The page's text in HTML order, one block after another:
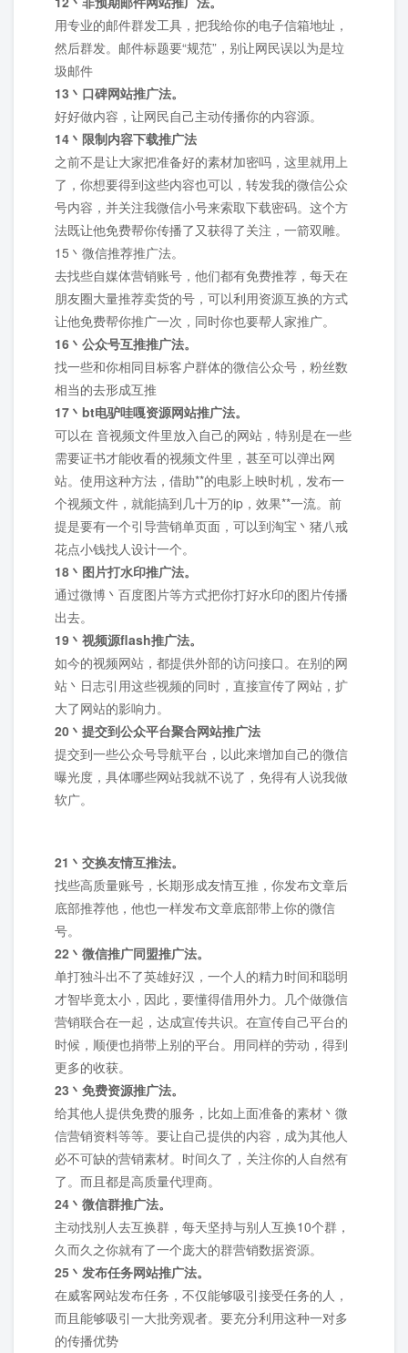
用专业的邮件群发工具，把我给你的电子信箱地址，
然后群发。邮件标题要“规范”，别让网民误以为是垃
圾邮件
13丶口碑网站推广法。
好好做内容，让网民自己主动传播你的内容源。
14丶限制内容下载推广法
之前不是让大家把准备好的素材加密吗，这里就用上
了，你想要得到这些内容也可以，转发我的微信公众
号内容，并关注我微信小号来索取下载密码。这个方
法既让他免费帮你传播了又获得了关注，一箭双雕。
15丶微信推荐推广法。
去找些自媒体营销账号，他们都有免费推荐，每天在
朋友圈大量推荐卖货的号，可以利用资源互换的方式
让他免费帮你推广一次，同时你也要帮人家推广。
16丶公众号互推推广法。
找一些和你相同目标客户群体的微信公众号，粉丝数
相当的去形成互推
17丶bt电驴哇嘎资源网站推广法。
可以在 音视频文件里放入自己的网站，特别是在一些
需要证书才能收看的视频文件里，甚至可以弹出网
站。使用这种方法，借助**的电影上映时机，发布一
个视频文件，就能搞到几十万的ip，效果**一流。前
提是要有一个引导营销单页面，可以到淘宝丶猪八戒
花点小钱找人设计一个。
18丶图片打水印推广法。
通过微博丶百度图片等方式把你打好水印的图片传播
出去。
19丶视频源flash推广法。
如今的视频网站，都提供外部的访问接口。在别的网
站丶日志引用这些视频的同时，直接宣传了网站，扩
大了网站的影响力。
20丶提交到公众平台聚合网站推广法
提交到一些公众号导航平台，以此来增加自己的微信
曝光度，具体哪些网站我就不说了，免得有人说我做
软广。
21丶交换友情互推法。
找些高质量账号，长期形成友情互推，你发布文章后
底部推荐他，他也一样发布文章底部带上你的微信
号。
22丶微信推广同盟推广法。
单打独斗出不了英雄好汉，一个人的精力时间和聪明
才智毕竟太小，因此，要懂得借用外力。几个做微信
营销联合在一起，达成宣传共识。在宣传自己平台的
时候，顺便也捎带上别的平台。用同样的劳动，得到
更多的收获。
23丶免费资源推广法。
给其他人提供免费的服务，比如上面准备的素材丶微
信营销资料等等。要让自己提供的内容，成为其他人
必不可缺的营销素材。时间久了，关注你的人自然有
了。而且都是高质量代理商。
24丶微信群推广法。
主动找别人去互换群，每天坚持与别人互换10个群，
久而久之你就有了一个庞大的群营销数据资源。
25丶发布任务网站推广法。
在威客网站发布任务，不仅能够吸引接受任务的人，
而且能够吸引一大批旁观者。要充分利用这种一对多
的传播优势